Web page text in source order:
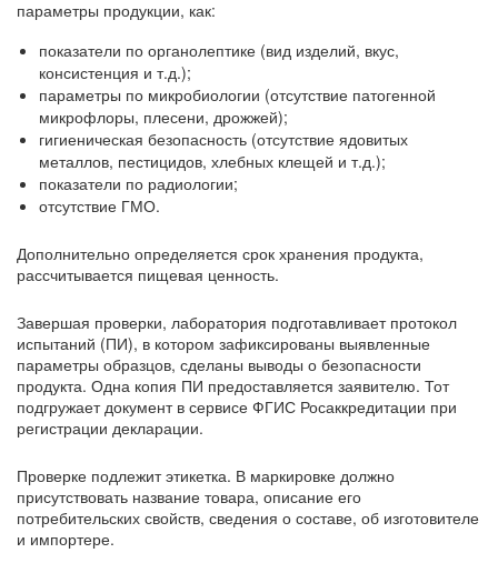
параметры продукции, как:
показатели по органолептике (вид изделий, вкус,
консистенция и т.д.);
параметры по микробиологии (отсутствие патогенной
микрофлоры, плесени, дрожжей);
гигиеническая безопасность (отсутствие ядовитых
металлов, пестицидов, хлебных клещей и т.д.);
показатели по радиологии;
отсутствие ГМО.
Дополнительно определяется срок хранения продукта,
рассчитывается пищевая ценность.
Завершая проверки, лаборатория подготавливает протокол
испытаний (ПИ), в котором зафиксированы выявленные
параметры образцов, сделаны выводы о безопасности
продукта. Одна копия ПИ предоставляется заявителю. Тот
подгружает документ в сервисе ФГИС Росаккредитации при
регистрации декларации.
Проверке подлежит этикетка. В маркировке должно
присутствовать название товара, описание его
потребительских свойств, сведения о составе, об изготовителе
и импортере.